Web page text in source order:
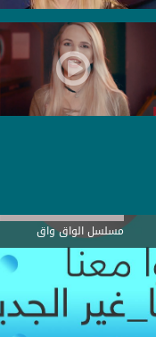
تعلم كيف تحمي فكرتك - حلقة -21/2/2017-برنامج #USB- قناة مساواة
مسلسل الواق واق